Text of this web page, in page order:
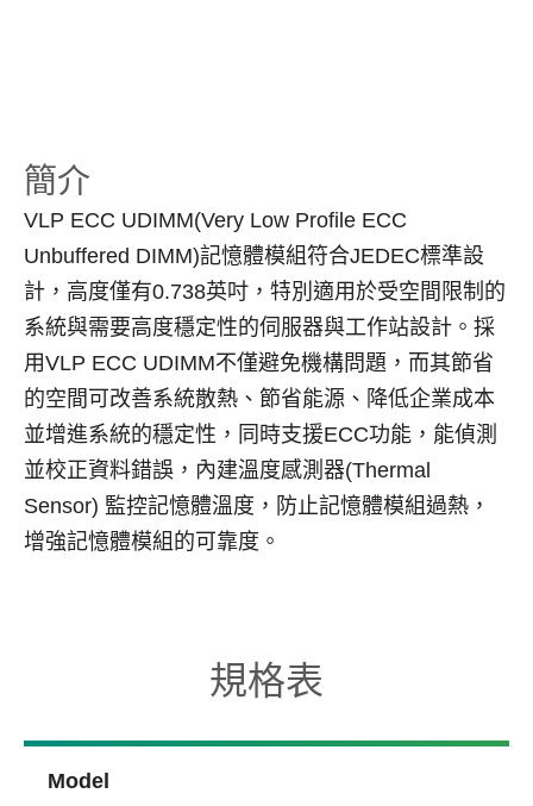
簡介
VLP ECC UDIMM(Very Low Profile ECC
Unbuffered DIMM)記憶體模組符合JEDEC標準設
計，高度僅有0.738英吋，特別適用於受空間限制的
系統與需要高度穩定性的伺服器與工作站設計。採
用VLP ECC UDIMM不僅避免機構問題，而其節省
的空間可改善系統散熱、節省能源、降低企業成本
並增進系統的穩定性，同時支援ECC功能，能偵測
並校正資料錯誤，內建溫度感測器(Thermal
Sensor) 監控記憶體溫度，防止記憶體模組過熱，
增強記憶體模組的可靠度。
規格表
Model